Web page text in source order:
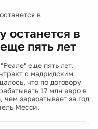
в
останется в
пять лет
еще пять лет.
с мадридским
что по договору
17 млн евро в
зарабатывает за год
Месси.